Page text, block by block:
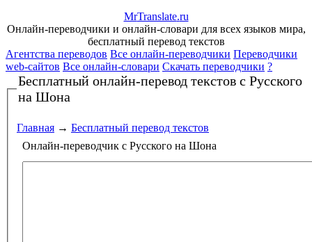
MrTranslate.ru
Онлайн-переводчики и онлайн-словари для всех языков мира,
бесплатный перевод текстов
Агентства переводов Все онлайн-переводчики Переводчики
web-сайтов Все онлайн-словари Скачать переводчики ?
Бесплатный онлайн-перевод текстов с Русского
на Шона
Главная → Бесплатный перевод текстов
Онлайн-переводчик с Русского на Шона